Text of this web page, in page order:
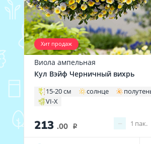
Хит продаж
Виола ампельная
Кул Вэйф Черничный вихрь
15-20 см солнце
VI-X
213 .00 i − 1 пак.